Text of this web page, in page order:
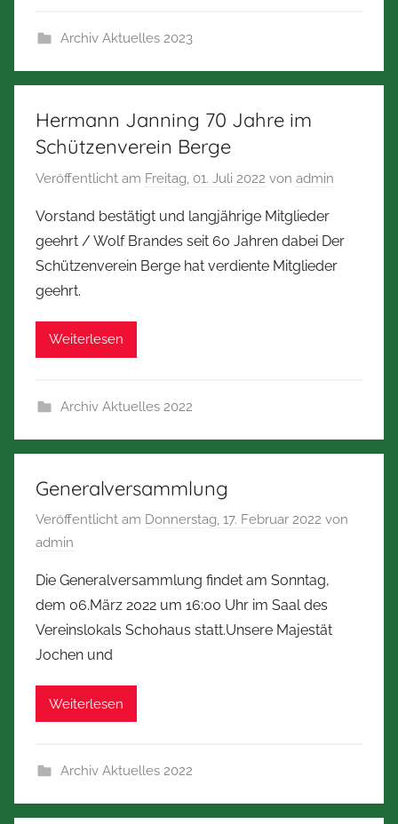
Archiv Aktuelles 2023
Hermann Janning 70 Jahre im
Schützenverein Berge
Veröffentlicht am Freitag, 01. Juli 2022 von admin
Vorstand bestätigt und langjährige Mitglieder
geehrt / Wolf Brandes seit 60 Jahren dabei Der
Schützenverein Berge hat verdiente Mitglieder
geehrt.
Weiterlesen
Archiv Aktuelles 2022
Generalversammlung
Veröffentlicht am Donnerstag, 17. Februar 2022 von
admin
Die Generalversammlung findet am Sonntag,
dem 06.März 2022 um 16:00 Uhr im Saal des
Vereinslokals Schohaus statt.Unsere Majestät
Jochen und
Weiterlesen
Archiv Aktuelles 2022